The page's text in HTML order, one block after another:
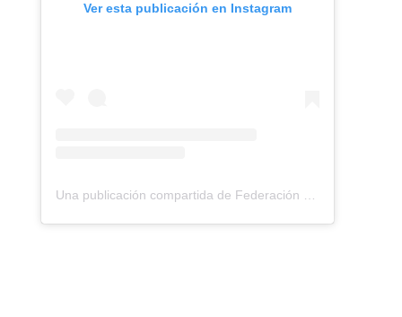
Ver esta publicación en Instagram
Una publicación compartida de Federación Montañismo Tenerife (@federacion_montanismo_tenerife)